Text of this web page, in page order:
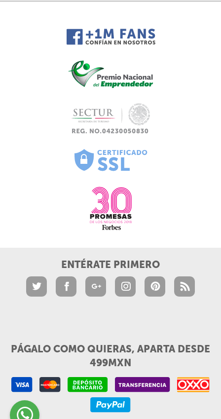
ENTÉRATE PRIMERO
PÁGALO COMO QUIERAS, APARTA DESDE
499MXN